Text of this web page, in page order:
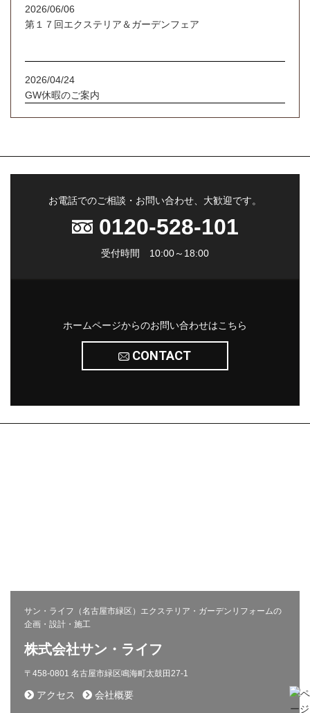
2026/06/06
第１７回エクステリア＆ガーデンフェア
2026/04/24
GW休暇のご案内
お電話でのご相談・お問い合わせ、大歓迎です。
0120-528-101
受付時間 10:00～18:00
ホームページからのお問い合わせはこちら
CONTACT
サン・ライフ（名古屋市緑区）エクステリア・ガーデンリフォームの
企画・設計・施工
株式会社サン・ライフ
〒458-0801 名古屋市緑区鳴海町太鼓田27-1
アクセス 会社概要